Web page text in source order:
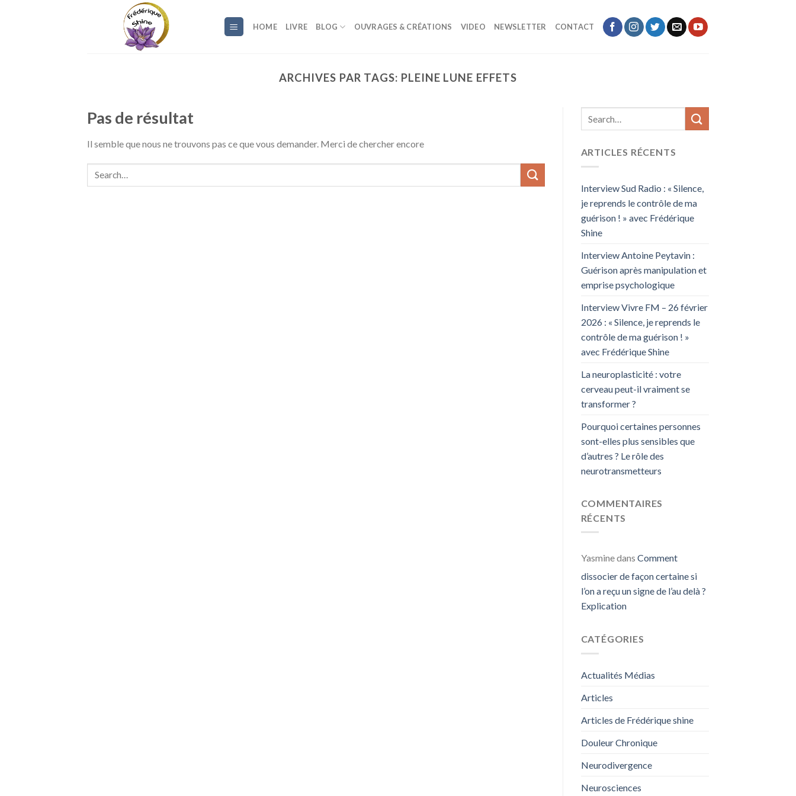
HOME LIVRE BLOG OUVRAGES & CRÉATIONS VIDEO NEWSLETTER CONTACT
ARCHIVES PAR TAGS: PLEINE LUNE EFFETS
Pas de résultat
Il semble que nous ne trouvons pas ce que vous demander. Merci de chercher encore
ARTICLES RÉCENTS
Interview Sud Radio : « Silence,
je reprends le contrôle de ma
guérison ! » avec Frédérique
Shine
Interview Antoine Peytavin :
Guérison après manipulation et
emprise psychologique
Interview Vivre FM – 26 février
2026 : « Silence, je reprends le
contrôle de ma guérison ! »
avec Frédérique Shine
La neuroplasticité : votre
cerveau peut-il vraiment se
transformer ?
Pourquoi certaines personnes
sont-elles plus sensibles que
d’autres ? Le rôle des
neurotransmetteurs
COMMENTAIRES
RÉCENTS
Yasminedans Comment
dissocier de façon certaine si
l’on a reçu un signe de l’au delà ?
Explication
CATÉGORIES
Actualités Médias
Articles
Articles de Frédérique shine
Douleur Chronique
Neurodivergence
Neurosciences